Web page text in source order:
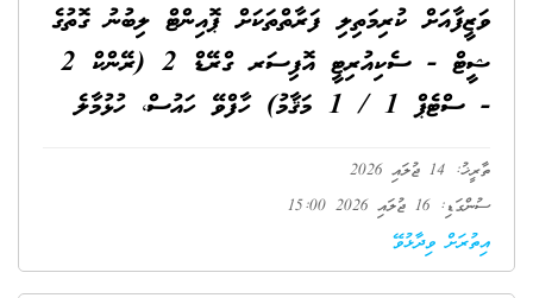
ވަޒީފާއަށް ކުރިމަތިލި ފަރާތްތަކަށް ޕޮއިންޓް ލިބުނު ގޮތުގެ
ޝީޓް - ސެކިއުރިޓީ އޮފިސަރ ގްރޭޑް 2 (ރޭންކް 2
- ސްޓެޕް 1 / 1 މަޤާމު) ހާފްވޭ ހައުސް، ހުޅުމާލެ
ތާރީޚު: 14 ޖުލައި 2026
ސުންގަޑި: 16 ޖުލައި 2026 15:00
އިތުރަށް ވިދާޅުވޭ